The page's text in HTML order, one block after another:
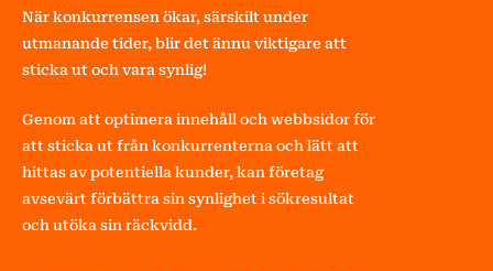
När konkurrensen ökar, särskilt under
utmanande tider, blir det ännu viktigare att
sticka ut och vara synlig!
Genom att optimera innehåll och webbsidor för
att sticka ut från konkurrenterna och lätt att
hittas av potentiella kunder, kan företag
avsevärt förbättra sin synlighet i sökresultat
och utöka sin räckvidd.